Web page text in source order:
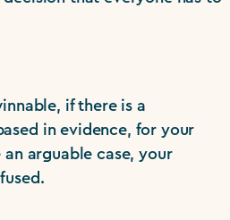
if there is a
in evidence, for your
arguable case, your